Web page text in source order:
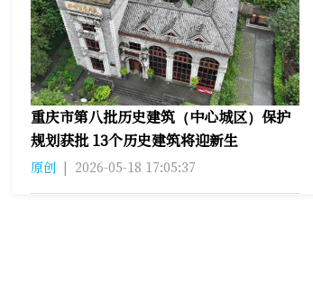
重庆市第八批历史建筑（中心城区）保护
规划获批 13个历史建筑将迎新生
原创 | 2026-05-18 17:05:37